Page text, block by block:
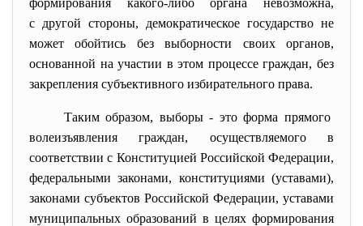
формирования какого-либо органа невозможна,
с другой стороны, демократическое государство не
может обойтись без выборности своих органов,
основанной на участии в этом процессе граждан, без
закрепления субъективного избирательного права.
Таким образом, выборы - это форма прямого
волеизъявления граждан, осуществляемого в
соответствии с Конституцией Российской Федерации,
федеральными законами, конституциями (уставами),
законами субъектов Российской Федерации, уставами
муниципальных образований в целях формирования